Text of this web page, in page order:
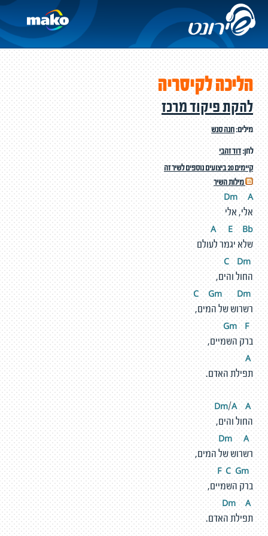
הליכה לקיסריה
להקת פיקוד מרכז
מילים:חנה סנש
לחן:דוד זהבי
קיימים 20 ביצועים נוספים לשיר זה
מילות השיר
Dm A
אלי, אלי
A E Bb
שלא יגמר לעולם
Dm
החול והים,
Gm Dm
רשרוש של המים,
G
m F
ברק השמיים,
A
תפילת האדם.
D
m/A A
החול והים,
D
m A
רשרוש של המים,
C Gm
ברק השמיים,
D
m A
תפילת האדם.